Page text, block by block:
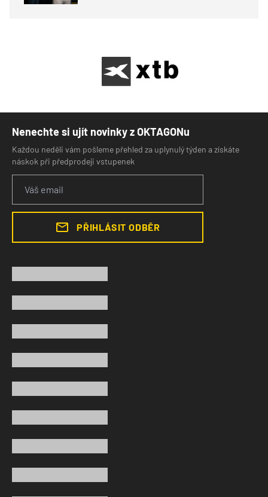
Nenechte si ujít novinky z OKTAGONu
Každou neděli vám pošleme přehled za uplynulý týden a získáte
náskok při předprodeji vstupenek
PŘIHLÁSIT ODBĚR